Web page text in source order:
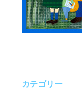
カテゴリー